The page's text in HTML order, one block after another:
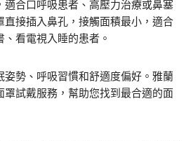
適合口呼吸患者、高壓力治療或鼻塞
直接插入鼻孔，接觸面積最小，適合
看電視入睡的患者。
姿勢、呼吸習慣和舒適度偏好。雅蘭
罩試戴服務，幫助您找到最合適的面